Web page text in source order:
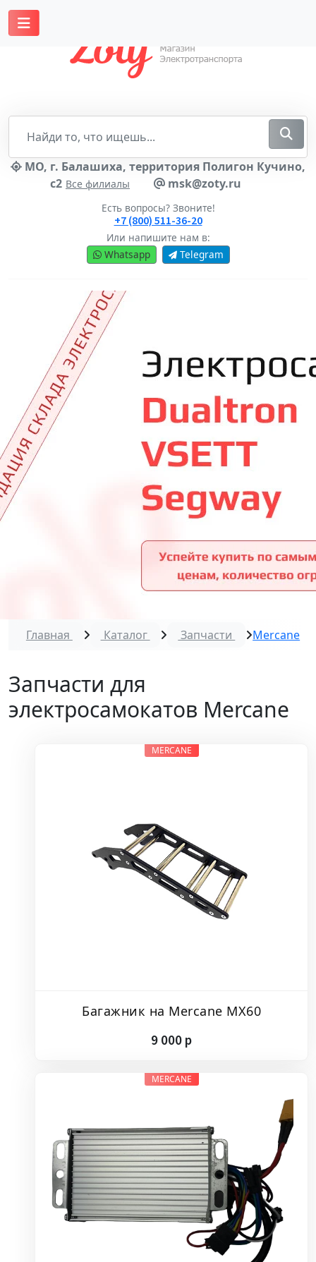
МО, г. Балашиха, территория Полигон Кучино,
с2 Все филиалы msk@zoty.ru
Есть вопросы? Звоните!
+7 (800) 511-36-20
Или напишите нам в:
Whatsapp
Telegram
Главная Каталог Запчасти Mercane
Запчасти для
электросамокатов Mercane
MERCANE
Багажник на Mercane MX60
9 000 p
MERCANE